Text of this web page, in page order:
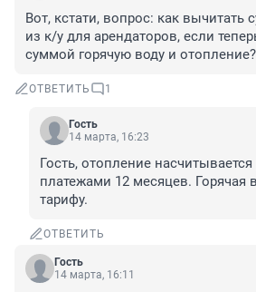
Вот, кстати, вопрос: как вычитать
из к/у для арендаторов, если
суммой горячую воду и отопление?
ОТВЕТИТЬ 1
Гость
14 марта, 16:23
Гость, отопление
платежами 12 месяцев. Горячая
тарифу.
ОТВЕТИТЬ
Гость
14 марта, 16:11